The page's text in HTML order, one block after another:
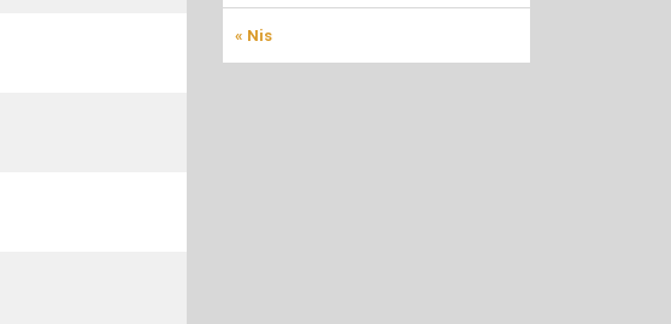
« Nis